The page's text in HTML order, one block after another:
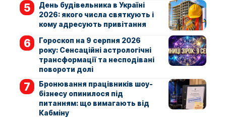
День будівельника в Україні
2026: якого числа святкують і
кому адресують привітання
Гороскоп на 9 серпня 2026
року: Сенсаційні астрологічні
трансформації та несподівані
повороти долі
Бронювання працівників шоу-
бізнесу опинилося під
питанням: що вимагають від
Кабміну